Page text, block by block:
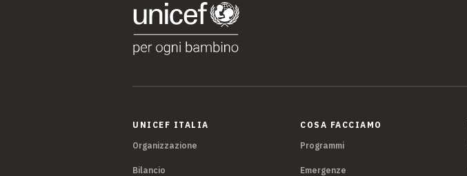
UNICEF ITALIA
Organizzazione
Bilancio
COSA FACCIAMO
Programmi
Emergenze